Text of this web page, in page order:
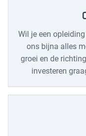
Wil je een
ons bijna alles
groei en de
investeren